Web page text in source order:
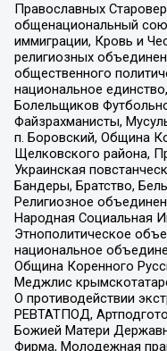
Православных
общенациональный
иммиграции, Кровь и
религиозных
общественного
национальное
Болельщиков
Файзрахманисты,
п. Боровский, Община
Щелковского района,
Украинская
Бандеры, Братство,
Религиозное
Народная Социальная
Этнополитическое
национальное
Община Коренного
Меджлис
О противодействии
РЕВТАТПОД,
Божией Матери
Фирма, Молодежная